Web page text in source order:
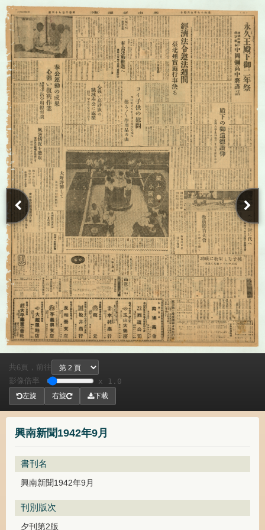
興南新聞1942年9月
書刊名
興南新聞1942年9月
刊別版次
夕刊第2版
共 6頁， 前往
影像倍率
x 1.0
左旋 右旋 下載